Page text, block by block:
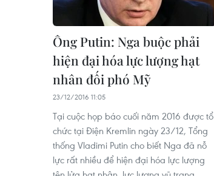
Ông Putin: Nga buộc phải
hiện đại hóa lực lượng hạt
nhân đối phó Mỹ
23/12/2016 11:05
Tại cuộc họp báo cuối năm 2016 được tổ
chức tại Điện Kremlin ngày 23/12, Tổng
thống Vladimi Putin cho biết Nga đã nỗ
lực rất nhiều để hiện đại hóa lực lượng